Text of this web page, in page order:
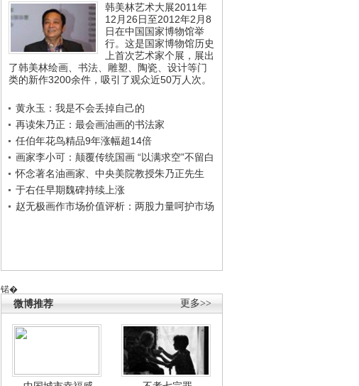
韩美林艺术大展2011年
12月26日至2012年2月8
日在中国国家博物馆举
行。这是国家博物馆历史
上首次艺术家个展，展出
了韩美林绘画、书法、雕塑、陶瓷、设计等门
类的新作3200余件，吸引了观众近50万人次。
黄永玉：我是不会丢掉自己的
再读朱乃正：最会画油画的书法家
任伯年花鸟精品9年涨幅超14倍
画家李小可：颠覆传统国画 “以满求空”不留白
怀念著名油画家、中央美院教授朱乃正先生
于右任早期魏碑持续上涨
赵无极画作市场价值评析：两股力量呵护市场
锘�
更多>>
微博推荐